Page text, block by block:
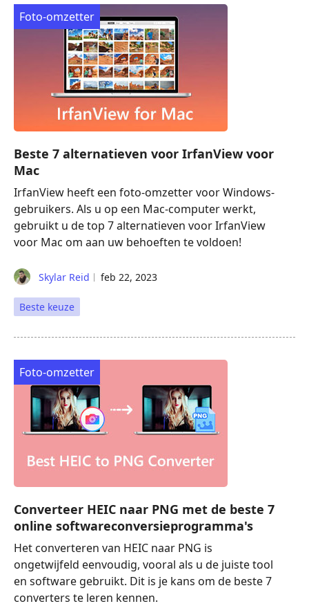
Foto-omzetter
Beste 7 alternatieven voor IrfanView voor
Mac
IrfanView heeft een foto-omzetter voor Windows-
gebruikers. Als u op een Mac-computer werkt,
gebruikt u de top 7 alternatieven voor IrfanView
voor Mac om aan uw behoeften te voldoen!
Skylar Reid feb 22, 2023
Beste keuze
Foto-omzetter
Converteer HEIC naar PNG met de beste 7
online softwareconversieprogramma's
Het converteren van HEIC naar PNG is
ongetwijfeld eenvoudig, vooral als u de juiste tool
en software gebruikt. Dit is je kans om de beste 7
converters te leren kennen.